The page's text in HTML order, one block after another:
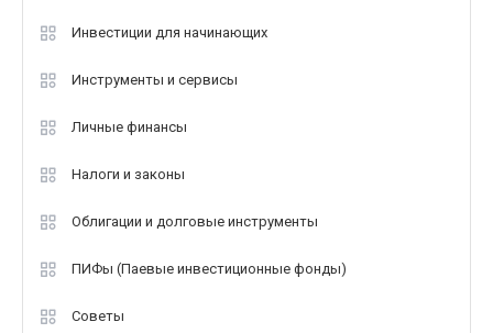
Инвестиции для начинающих
Инструменты и сервисы
Личные финансы
Налоги и законы
Облигации и долговые инструменты
ПИФы (Паевые инвестиционные фонды)
Советы